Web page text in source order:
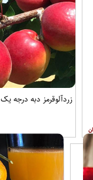
زردآلوقرمز دبه درجه يک فله